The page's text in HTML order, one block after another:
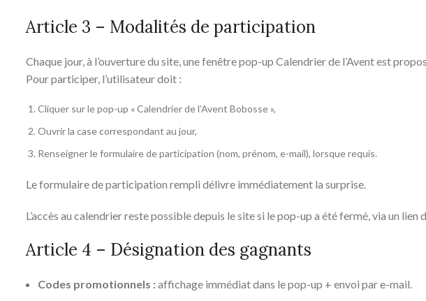
Article 3 – Modalités de participation
Chaque jour, à l’ouverture du site, une fenêtre pop-up Calendrier de l’Avent est
Pour participer, l’utilisateur doit :
Cliquer sur le pop-up « Calendrier de l’Avent Bobosse »,
Ouvrir la case correspondant au jour,
Renseigner le formulaire de participation (nom, prénom, e-mail), lorsque requis.
Le formulaire de participation rempli délivre immédiatement la surprise.
L’accès au calendrier reste possible depuis le site si le pop-up a été fermé, via un
Article 4 – Désignation des gagnants
Codes promotionnels :affichage immédiat dans le pop-up + envoi par e-mail.